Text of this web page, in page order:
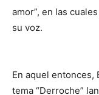
amor”, en las
su voz.
En aquel
tema “Derroche”